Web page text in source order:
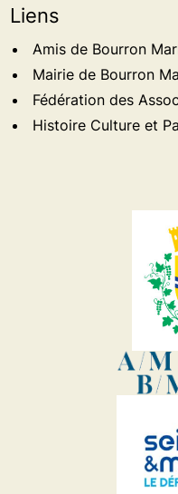
Liens
Amis de Bourron
Mairie de Bourron
Fédération des
Histoire Culture et